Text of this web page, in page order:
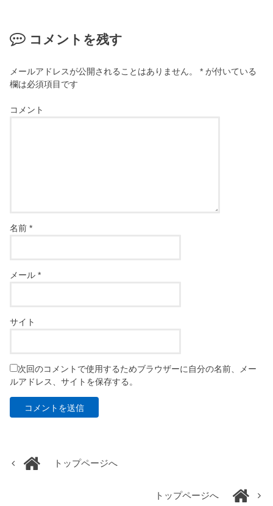
コメントを残す
メールアドレスが公開されることはありません。 * が付いている
欄は必須項目です
コメント
名前*
メール*
サイト
次回のコメントで使用するためブラウザーに自分の名前、メー
ルアドレス、サイトを保存する。
トップページへ
トップページへ